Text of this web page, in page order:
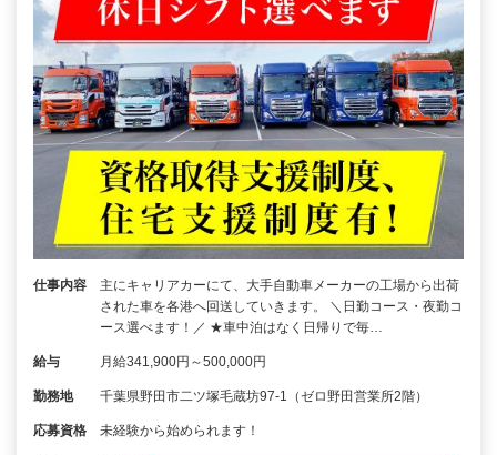
仕事内容
主にキャリアカーにて、大手自動車メーカーの工場から出荷
された車を各港へ回送していきます。 ＼日勤コース・夜勤コ
ース選べます！／ ★車中泊はなく日帰りで毎…
給与 月給341,900円～500,000円
勤務地 千葉県野田市二ツ塚毛蔵坊97-1（ゼロ野田営業所2階）
応募資格 未経験から始められます！